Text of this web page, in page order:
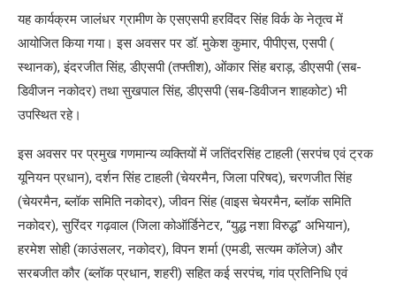
यह कार्यक्रम जालंधर ग्रामीण के एसएसपी हरविंदर सिंह विर्क के नेतृत्व में
आयोजित किया गया। इस अवसर पर डॉ. मुकेश कुमार, पीपीएस, एसपी (
स्थानक), इंदरजीत सिंह, डीएसपी (तफ्तीश), ओंकार सिंह बराड़, डीएसपी (सब-
डिवीजन नकोदर) तथा सुखपाल सिंह, डीएसपी (सब-डिवीजन शाहकोट) भी
उपस्थित रहे।
इस अवसर पर प्रमुख गणमान्य व्यक्तियों में जतिंदरसिंह टाहली (सरपंच एवं ट्रक
यूनियन प्रधान), दर्शन सिंह टाहली (चेयरमैन, जिला परिषद), चरणजीत सिंह
(चेयरमैन, ब्लॉक समिति नकोदर), जीवन सिंह (वाइस चेयरमैन, ब्लॉक समिति
नकोदर), सुरिंदर गढ़वाल (जिला कोऑर्डिनेटर, “युद्ध नशा विरुद्ध” अभियान),
हरमेश सोही (काउंसलर, नकोदर), विपन शर्मा (एमडी, सत्यम कॉलेज) और
सरबजीत कौर (ब्लॉक प्रधान, शहरी) सहित कई सरपंच, गांव प्रतिनिधि एवं